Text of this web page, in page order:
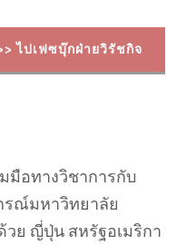
ไปเฟซบุ๊กฝ่ายวิรัชกิจ
มือทางวิชาการกับ
ณ์มหาวิทยาลัย
วย ญี่ปุ่น สหรัฐอเมริกา